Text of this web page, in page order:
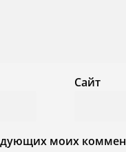
Сайт
моих